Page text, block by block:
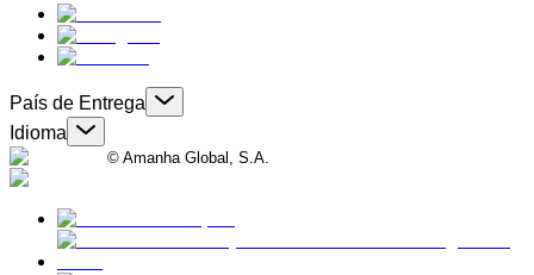
País de Entrega
Idioma
© Amanha Global, S.A.